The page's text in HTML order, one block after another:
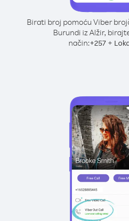
Birati broj pomoću Viber
Burundi iz Alžir,
način:+257+